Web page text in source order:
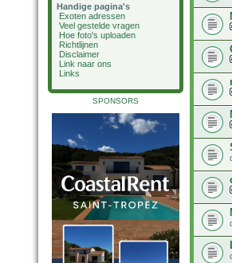
Handige pagina's
Exoten adressen
Veel gestelde vragen
Hoe foto's uploaden
Richtlijnen
Disclaimer
Link naar ons
Links
SPONSORS